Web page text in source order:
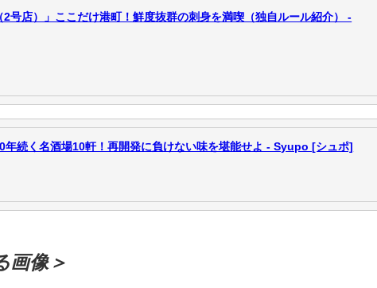
2号店）」ここだけ港町！鮮度抜群の刺身を満喫（独自ルール紹介） -
年続く名酒場10軒！再開発に負けない味を堪能せよ - Syupo [シュポ]
画像＞